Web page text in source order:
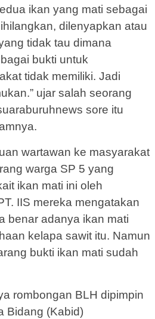
ikan yang mati sebagai
dilenyapkan atau
tidak tau dimana
bukti untuk
tidak memiliki. Jadi
ujar salah seorang
sore itu
wartawan ke masyarakat
warga SP 5 yang
ikan mati ini oleh
IIS mereka mengatakan
benar adanya ikan mati
kelapa sawit itu. Namun
bukti ikan mati sudah
rombongan BLH dipimpin
Bidang (Kabid)